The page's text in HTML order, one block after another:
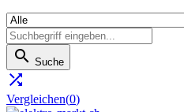
 Suche

Vergleichen(0)